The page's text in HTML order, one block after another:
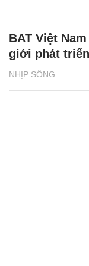
NHỊP SỐNG
BAT Việt
giới phát